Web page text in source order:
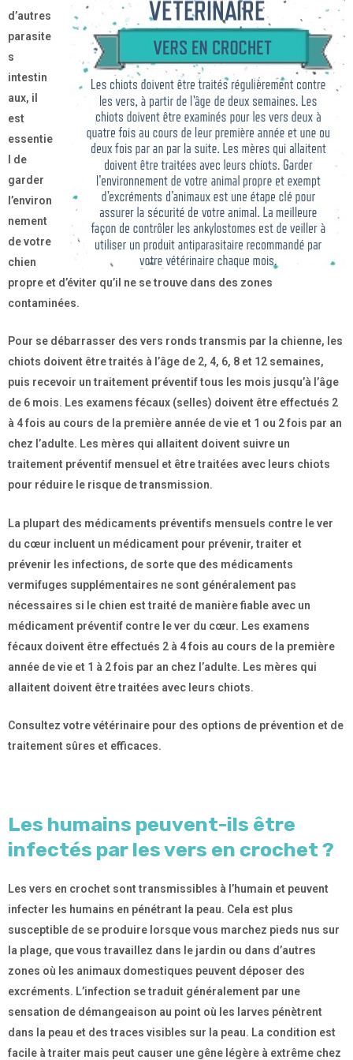
d’autres
parasite
s
intestin
aux, il
est
essentie
l de
garder
l’environ
nement
de votre
chien
propre et d’éviter qu’il ne se trouve dans des zones
contaminées.
Pour se débarrasser des vers ronds transmis par la chienne, les
chiots doivent être traités à l’âge de 2, 4, 6, 8 et 12 semaines,
puis recevoir un traitement préventif tous les mois jusqu’à l’âge
de 6 mois. Les examens fécaux (selles) doivent être effectués 2
à 4 fois au cours de la première année de vie et 1 ou 2 fois par an
chez l’adulte. Les mères qui allaitent doivent suivre un
traitement préventif mensuel et être traitées avec leurs chiots
pour réduire le risque de transmission.
La plupart des médicaments préventifs mensuels contre le ver
du cœur incluent un médicament pour prévenir, traiter et
prévenir les infections, de sorte que des médicaments
vermifuges supplémentaires ne sont généralement pas
nécessaires si le chien est traité de manière fiable avec un
médicament préventif contre le ver du cœur. Les examens
fécaux doivent être effectués 2 à 4 fois au cours de la première
année de vie et 1 à 2 fois par an chez l’adulte. Les mères qui
allaitent doivent être traitées avec leurs chiots.
Consultez votre vétérinaire pour des options de prévention et de
traitement sûres et efficaces.
Les humains peuvent-ils être
infectés par les vers en crochet ?
Les vers en crochet sont transmissibles à l’humain et peuvent
infecter les humains en pénétrant la peau. Cela est plus
susceptible de se produire lorsque vous marchez pieds nus sur
la plage, que vous travaillez dans le jardin ou dans d’autres
zones où les animaux domestiques peuvent déposer des
excréments. L’infection se traduit généralement par une
sensation de démangeaison au point où les larves pénètrent
dans la peau et des traces visibles sur la peau. La condition est
facile à traiter mais peut causer une gêne légère à extrême chez